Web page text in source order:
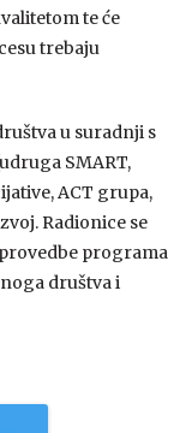
te će
trebaju
u suradnji s
SMART,
ACT grupa,
Radionice se
programa
društva i